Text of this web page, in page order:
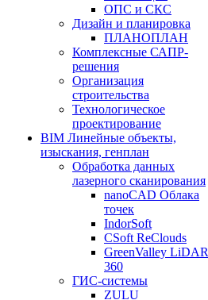
ОПС и СКС
Дизайн и планировка
ПЛАНОПЛАН
Комплексные САПР-
решения
Организация
строительства
Технологическое
проектирование
BIM Линейные объекты,
изыскания, генплан
Обработка данных
лазерного сканирования
nanoCAD Облака
точек
IndorSoft
CSoft ReClouds
GreenValley LiDAR
360
ГИС-системы
ZULU